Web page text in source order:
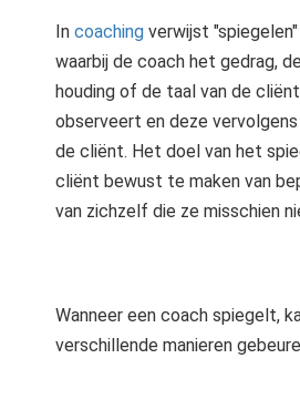
In coaching verwijst
waarbij de coach het gedrag, de
houding of de taal van de
observeert en deze
de cliënt. Het doel van het
cliënt bewust te maken van
van zichzelf die ze misschien
Wanneer een coach spiegelt,
verschillende manieren